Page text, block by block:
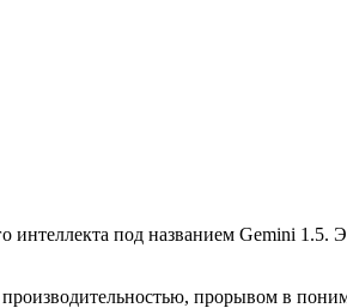
под названием Gemini
прорывом в